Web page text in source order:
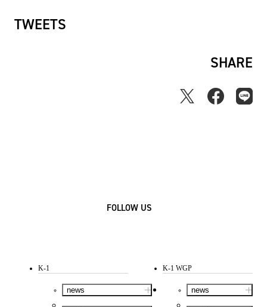
TWEETS
SHARE
FOLLOW US
K-1
news
K-1 WGP
news